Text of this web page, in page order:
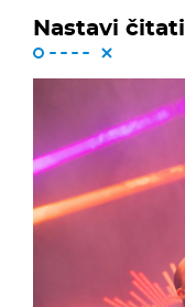
Nastavi čitati